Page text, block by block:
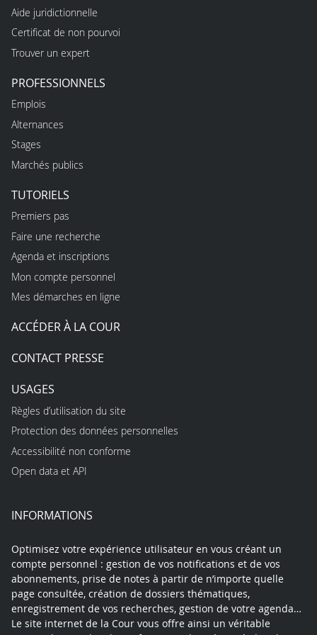
Aide juridictionnelle
Certificat de non pourvoi
Trouver un expert
PROFESSIONNELS
Emplois
Alternances
Stages
Marchés publics
TUTORIELS
Premiers pas
Faire une recherche
Agenda et inscriptions
Mon compte personnel
Mes démarches en ligne
ACCÉDER À LA COUR
CONTACT PRESSE
USAGES
Règles d’utilisation du site
Protection des données personnelles
Accessibilité non conforme
Open data et API
INFORMATIONS
Optimisez votre expérience utilisateur en vous créant un
compte personnel : gestion de vos notifications et de vos
abonnements, prise de notes à partir de n’importe quelle
page consultée, création de dossiers thématiques,
enregistrement de vos recherches, gestion de votre agenda…
Le site internet de la Cour vous offre ainsi un véritable